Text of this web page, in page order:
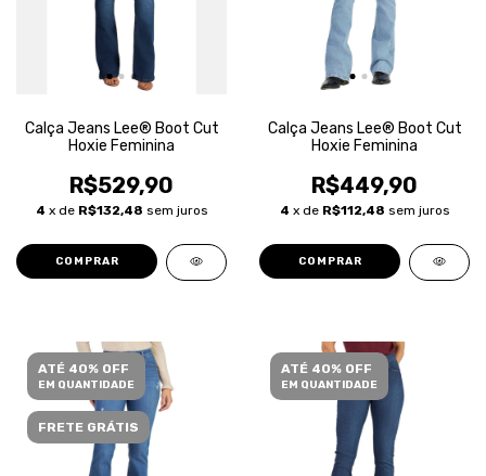
Calça Jeans Lee® Boot Cut
Hoxie Feminina
R$529,90
4 x de R$132,48 sem juros
COMPRAR
Calça Jeans Lee® Boot Cut
Hoxie Feminina
R$449,90
4 x de R$112,48 sem juros
COMPRAR
ATÉ 40% OFF
EM QUANTIDADE
FRETE GRÁTIS
ATÉ 40% OFF
EM QUANTIDADE